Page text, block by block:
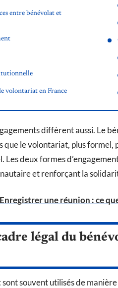
entre bénévolat et
volontariat en France
diffèrent aussi. Le
que le volontariat, plus
Les deux formes
et renforçant la
Enregistrer une réunion : ce
légal du
sont souvent utilisés de